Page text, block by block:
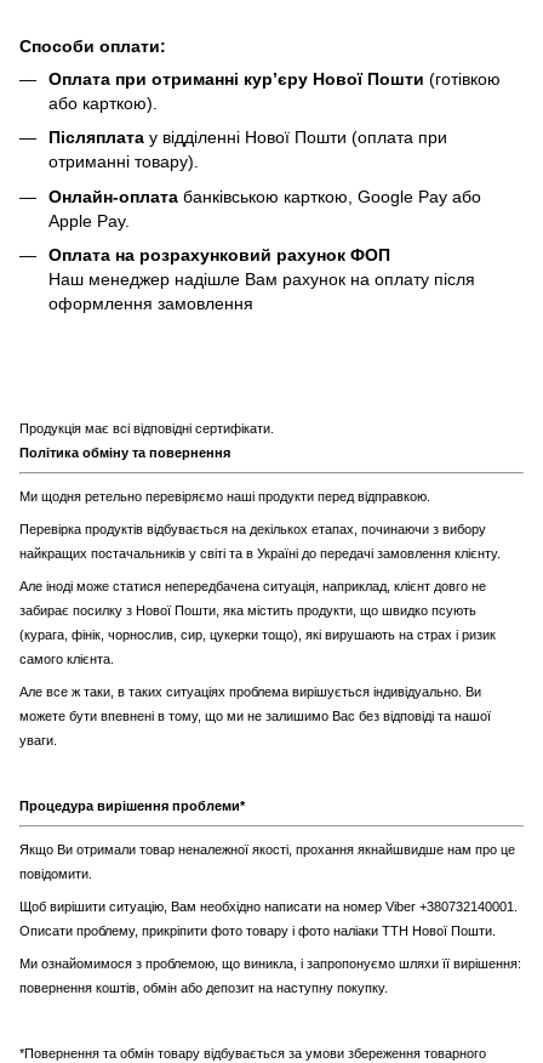
Способи оплати:
Оплата при отриманні кур’єру Нової Пошти (готівкою
або карткою).
Післяплата у відділенні Нової Пошти (оплата при
отриманні товару).
Онлайн-оплата банківською карткою, Google Pay або
Apple Pay.
Оплата на розрахунковий рахунок ФОП
Наш менеджер надішле Вам рахунок на оплату після
оформлення замовлення
Продукція має всі відповідні сертифікати.
Політика обміну та повернення
Ми щодня ретельно перевіряємо наші продукти перед відправкою.
Перевірка продуктів відбувається на декількох етапах, починаючи з вибору
найкращих постачальників у світі та в Україні до передачі замовлення клієнту.
Але іноді може статися непередбачена ситуація, наприклад, клієнт довго не
забирає посилку з Нової Пошти, яка містить продукти, що швидко псують
(курага, фінік, чорнослив, сир, цукерки тощо), які вирушають на страх і ризик
самого клієнта.
Але все ж таки, в таких ситуаціях проблема вирішується індивідуально. Ви
можете бути впевнені в тому, що ми не залишимо Вас без відповіді та нашої
уваги.
Процедура вирішення проблеми*
Якщо Ви отримали товар неналежної якості, прохання якнайшвидше нам про це
повідомити.
Щоб вирішити ситуацію, Вам необхідно написати на номер Viber +380732140001.
Описати проблему, прикріпити фото товару і фото наліаки ТТН Нової Пошти.
Ми ознайомимося з проблемою, що виникла, і запропонуємо шляхи її вирішення:
повернення коштів, обмін або депозит на наступну покупку.
*Повернення та обмін товару відбувається за умови збереження товарного